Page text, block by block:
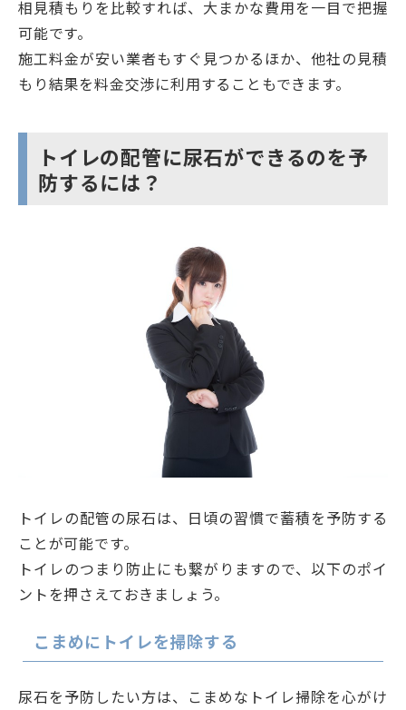
相見積もりを比較すれば、大まかな費用を一目で把握
可能です。
施工料金が安い業者もすぐ見つかるほか、他社の見積
もり結果を料金交渉に利用することもできます。
トイレの配管に尿石ができるのを予
防するには？
トイレの配管の尿石は、日頃の習慣で蓄積を予防する
ことが可能です。
トイレのつまり防止にも繋がりますので、以下のポイ
ントを押さえておきましょう。
こまめにトイレを掃除する
尿石を予防したい方は、こまめなトイレ掃除を心がけ